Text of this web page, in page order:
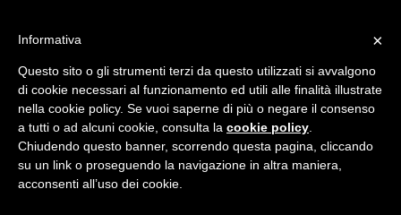
Pro Loco Monteluco
Promozione del territorio – Spoleto
Menu
Home
Il Monteluco
×
Informativa
Questo sito o gli strumenti terzi da questo utilizzati si avvalgono
di cookie necessari al funzionamento ed utili alle finalità illustrate
nella cookie policy. Se vuoi saperne di più o negare il consenso
a tutti o ad alcuni cookie, consulta la cookie policy
Chiudendo questo banner, scorrendo questa pagina, cliccando
su un link o proseguendo la navigazione in altra maniera,
acconsenti all’uso dei cookie.